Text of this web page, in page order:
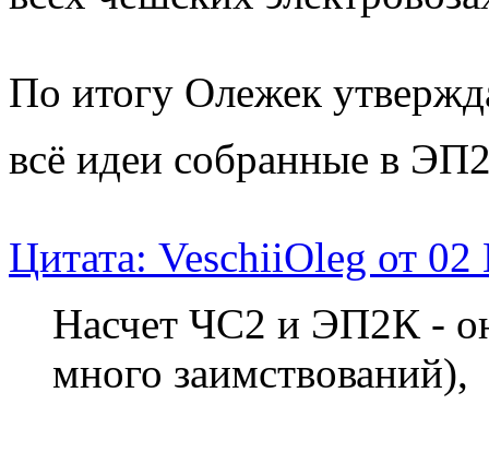
По итогу Олежек
всё идеи собранные в
Цитата: VeschiiOleg от
Насчет ЧС2 и ЭП2К -
много заимствований),